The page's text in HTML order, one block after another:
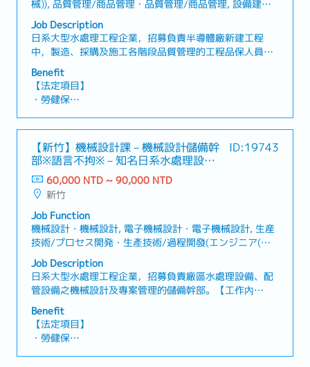
・出差津貼：3000元
・伙食津貼：2300元
・三節禮金
・員工旅行
械)), 品質管理/商品管理・品質管理/商品管理, 設備建築/
建設管理・設備建築/建設管理
Job Description
日系大型水處理工程企業，招募負責半導體廠新建工程
中，製造、採購及施工各階段品質管理的工程品保人員。
【工作內容】・負責新建工程專案於製造、採購及施工階
段的品質管理・依據工程規範、品質標準及檢驗項目進行
品質確認與管理・針對品質異常進行原因分析、制定矯正
措施及預防再發方案・追蹤品質問題的處理進度，並確認
對工程交期的影響・與供應商、協力廠商及施工現場進行
錄確認・確認P&ID管線及儀表流程圖、配管圖、設備圖等
工程圖面・製作品質管理資料、檢驗紀錄及相關報告・定
期向日本總公司報告專案進度並進行資訊共享・其他主管
交辦事項
Benefit
【法定項目】
・勞健保
・各種休假（特別休假、婚假、喪假、生理假、產檢假、
陪產假、產假、育嬰假）
・退休金
【企業福利】
・年收約14個月，依業績而定 ※正職員工限定
・人事評價（一年一次）※正職員工限定
・交通費
・住宅津貼（常駐於客戶端的情況，公司會準備住處）
・出差津貼
・伙食津貼
・三節禮金
・員工旅行
【新竹】機械設計課－機械設計儲備幹
部※語言不拘※－知名日系水處理設備
製造商
ID:19743
60,000 NTD ~ 90,000 NTD
新竹
Job Function
機械設計・機械設計, 電子機械設計・電子機械設計, 生産
技術/プロセス開発・生產技術/過程開發(エンジニア(機
械))
Job Description
日系大型水處理工程企業，招募負責廠區水處理設備、配
管設備之機械設計及專案管理的儲備幹部。【工作內
容】・負責廠區水處理設備、配管設備相關機械設計工
作・審核工程師製作的設計圖面及施工圖面・使用
AutoCAD進行圖面確認、修改及設計內容檢討・負責專案
時程、進度及品質管理・與客戶、協力廠商及施工廠商進
行技術討論與協調・製作及審核技術文件、設計規範、報
Benefit
【法定項目】
・勞健保